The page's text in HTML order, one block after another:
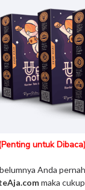
untuk
Anda
maka